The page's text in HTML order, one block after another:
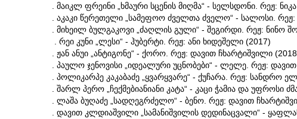
. მაიკლ ფრეინი „ხმაური სცენის მიღმა“ - სელსდონი. რეჟ: ნიკა
. აკაკი წერეთელი „სამეფოო ძველთა ძველო“ - სალოსი.
. მიხეილ ბულგაკოვი „ძაღლის გული“ - შეგირდი. რეჟ: ნინო
. რეი კუნი „ლესი“ - ჰუბერტი. რეჟ: ანი ხიდეშელი (2017)
. ჟან ანუი „ანტიგონე“ - ქორო. რეჟ: დავით ჩხარტიშვილი
. პაულო ჯენოვისი „იდეალური უცნობები“ - ლელე. რეჟ:
. პოლიკარპე კაკაბაძე „ყვარყვარე“ - ქუჩარა. რეჟ: სანდრო
. შარლ პერო „ჩექმებიანიანი კატა“ - კაცი ჭამია და უფროსი
. ლაშა ბუღაძე „სადღეგრძელო“ - ბენო. რეჟ: დავით
. დავით კლდიაშვილი „სამანიშვილის დედინაცვალი“ -